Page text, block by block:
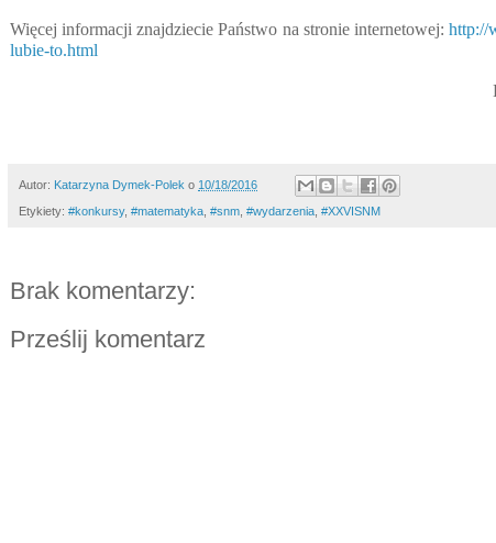
Więcej informacji znajdziecie Państwo na stronie internetowej: http://
lubie-to.html
Autor: Katarzyna Dymek-Polek o 10/18/2016
Etykiety: #konkursy, #‎matematyka‬, #snm, #wydarzenia, #XXVISNM
Brak komentarzy:
Prześlij komentarz